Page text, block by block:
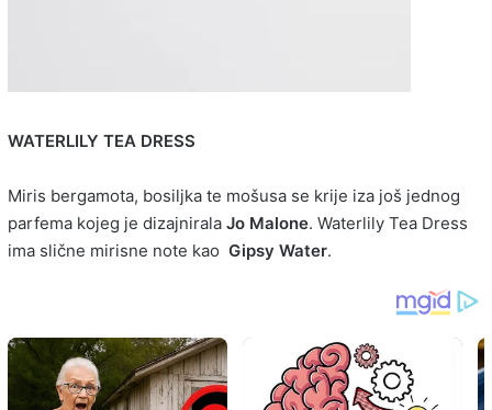
WATERLILY TEA DRESS
Miris bergamota, bosiljka te mošusa se krije iza još jednog
parfema kojeg je dizajnirala Jo Malone. Waterlily Tea Dress
ima slične mirisne note kao Gipsy Water.